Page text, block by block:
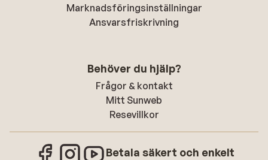
Marknadsföringsinställningar
Ansvarsfriskrivning
Behöver du hjälp?
Frågor & kontakt
Mitt Sunweb
Resevillkor
Betala säkert och enkelt